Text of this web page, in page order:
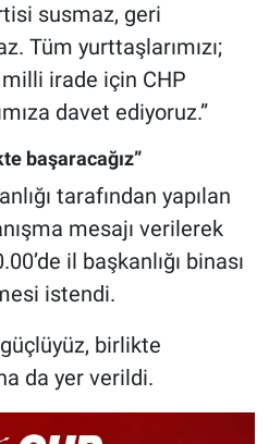
susmaz, geri
Tüm yurttaşlarımızı;
irade için CHP
davet ediyoruz.”
başaracağız”
tarafından yapılan
mesajı verilerek
il başkanlığı binası
istendi.
birlikte
da yer verildi.